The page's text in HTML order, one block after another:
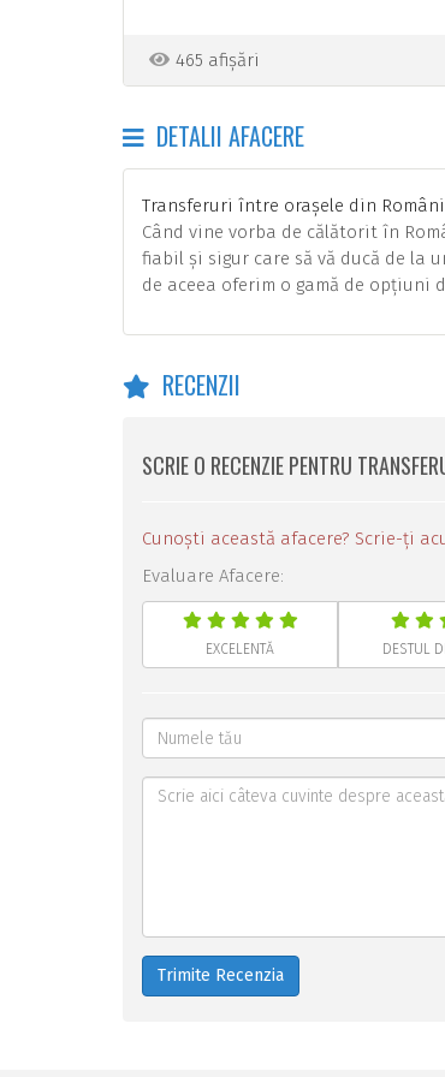
465 afișări
DETALII AFACERE
Transferuri între orașele din
Când vine vorba de călătorit în
fiabil și sigur care să vă ducă de la
de aceea oferim o gamă de opțiuni
RECENZII
SCRIE O RECENZIE PENTRU
Cunoști această afacere? Scrie-ți
Evaluare Afacere:
EXCELENTĂ DESTUL
Trimite Recenzia